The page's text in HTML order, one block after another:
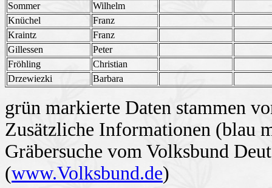
Sommer
Wilhelm
Knüchel
Franz
Kraintz
Franz
Gillessen
Peter
Fröhling
Christian
Drzewiezki
Barbara
grün markierte Daten stammen
Zusätzliche Informationen (blau
Gräbersuche vom Volksbund
(www.Volksbund.de)